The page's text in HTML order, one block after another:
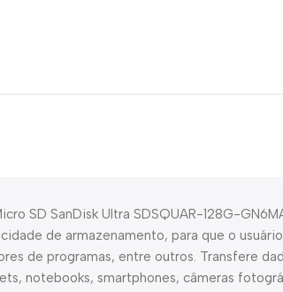
SD SanDisk Ultra SDSQUAR-128G-
de armazenamento, para que o
de programas, entre outros. Transfere
notebooks, smartphones, câmeras